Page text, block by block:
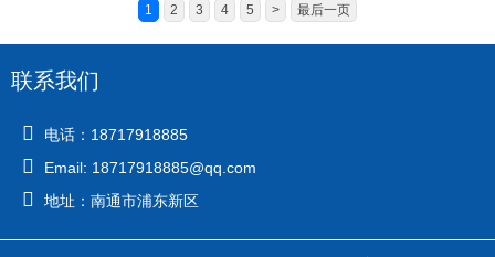
1 2 3 4 5 > 最后一页
联系我们
电话：18717918885
Email: 18717918885@qq.com
地址：南通市浦东新区